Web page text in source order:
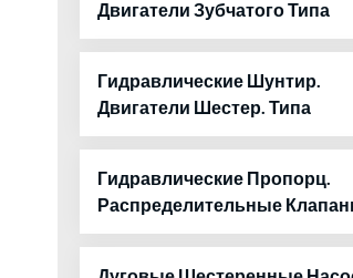
Двигатели Зубчатого Типа
Гидравлические Шунтир.
Двигатели Шестер. Типа
Гидравлические Пропорц.
Распределительные